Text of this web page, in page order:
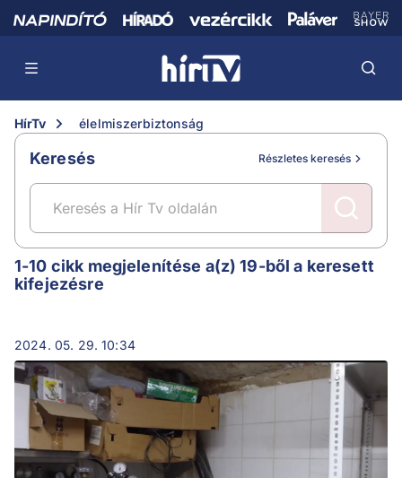
HírTv élelmiszerbiztonság
Keresés Részletes keresés
élelmiszerbiztonság
1-10 cikk megjelenítése a(z) 19-ből a keresett
kifejezésre
2024. 05. 29. 10:34